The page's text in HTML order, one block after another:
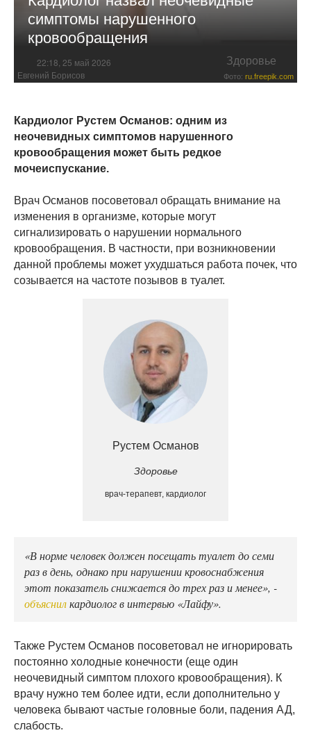
симптомы нарушенного
кровообращения
22:18, 25 май 2026 Здоровье
Евгений Борисов Фото: ru.freepik.com
Кардиолог Рустем Османов: одним из
неочевидных симптомов нарушенного
кровообращения может быть редкое
мочеиспускание.
Врач Османов посоветовал обращать внимание на
изменения в организме, которые могут
сигнализировать о нарушении нормального
кровообращения. В частности, при возникновении
данной проблемы может ухудшаться работа почек, что
созывается на частоте позывов в туалет.
Рустем Османов
Здоровье
врач-терапевт, кардиолог
«В норме человек должен посещать туалет до семи
раз в день, однако при нарушении кровоснабжения
этот показатель снижается до трех раз и менее», -
объяснилкардиолог в интервью «Лайфу».
Также Рустем Османов посоветовал не игнорировать
постоянно холодные конечности (еще один
неочевидный симптом плохого кровообращения). К
врачу нужно тем более идти, если дополнительно у
человека бывают частые головные боли, падения АД,
слабость.